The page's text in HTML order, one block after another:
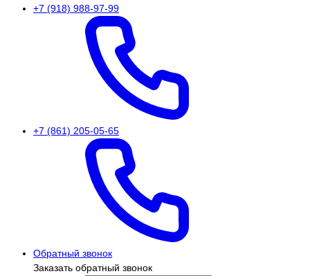
+7 (918) 988-97-99
+7 (861) 205-05-65
Обратный звонок
Заказать обратный звонок